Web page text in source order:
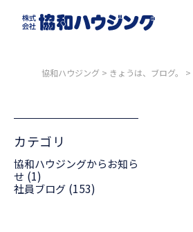
協和ハウジング > きょうは、ブログ。 >
カテゴリ
協和ハウジングからお知ら
せ (1)
社員ブログ (153)